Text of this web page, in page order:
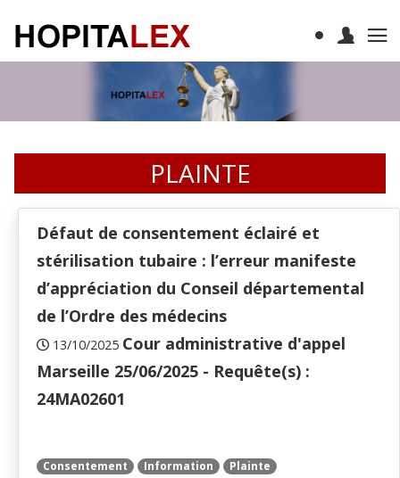
PLAINTE
Défaut de consentement éclairé et
stérilisation tubaire : l’erreur manifeste
d’appréciation du Conseil départemental
de l’Ordre des médecins
13/10/2025 Cour administrative d'appel
Marseille 25/06/2025 - Requête(s) :
24MA02601
Consentement Information
Plainte